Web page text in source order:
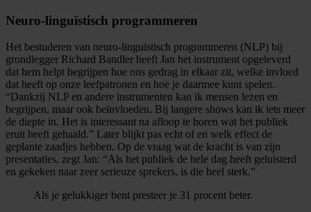
Neuro-linguïstisch programmeren
Het bestuderen van neuro-linguïstisch programmeren (NLP) bij
grondlegger Richard Bandler heeft Jan het instrument opgeleverd
dat hem helpt begrijpen hoe ons gedrag in elkaar zit, welke invloed
dat heeft op onze leefpatronen en hoe je daarmee kunt spelen.
“Dankzij NLP en andere instrumenten kan ik mensen lezen en
begrijpen, maar ook beïnvloeden. Bij langere shows kan ik iets meer
de diepte in. Het is interessant na afloop te horen wat het publiek
eruit heeft gehaald.” Later blijkt pas echt of en welk effect de
geplante zaadjes hebben. Op de vraag wat de kracht is van zijn
presentaties, zegt Jan: “Als het publiek de hele dag heeft geluisterd
en gekeken naar zeer serieuze sprekers, is die heel sterk.”
Als je gelukkiger bent presteer je 31 procent beter.